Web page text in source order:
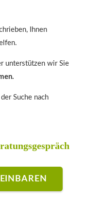
Ihnen
unterstützen wir Sie
Suche nach